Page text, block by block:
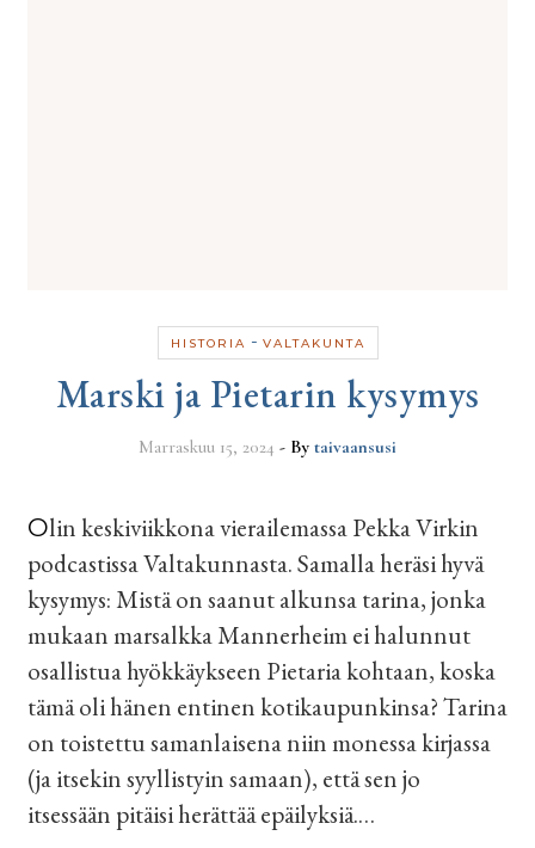
HISTORIA - VALTAKUNTA
Marski ja Pietarin kysymys
Marraskuu 15, 2024 - By taivaansusi
Olin keskiviikkona vierailemassa Pekka Virkin
podcastissa Valtakunnasta. Samalla heräsi hyvä
kysymys: Mistä on saanut alkunsa tarina, jonka
mukaan marsalkka Mannerheim ei halunnut
osallistua hyökkäykseen Pietaria kohtaan, koska
tämä oli hänen entinen kotikaupunkinsa? Tarina
on toistettu samanlaisena niin monessa kirjassa
(ja itsekin syyllistyin samaan), että sen jo
itsessään pitäisi herättää epäilyksiä.…